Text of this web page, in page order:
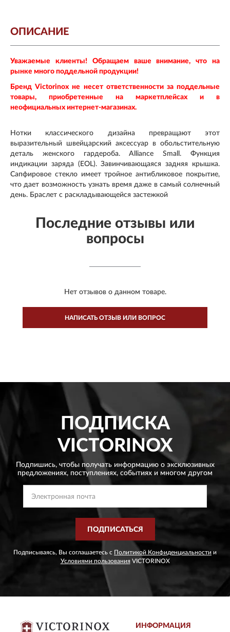
ОПИСАНИЕ
Уважаемые клиенты! Обращаем ваше внимание, что на
рынке много поддельной продукции!
Бренд Victorinox не несет ответственности за поддельные
товары, приобретенные на маркетплейсах и в
неофициальных интернет-магазинах.
Нотки классического дизайна превращают этот
выразительный швейцарский аксессуар в обольстительную
деталь женского гардероба. Alliance Small. Функция
индикации заряда (EOL). Завинчивающаяся задняя крышка.
Сапфировое стекло имеет тройное антибликовое покрытие,
что дает возможность узнать время даже в самый солнечный
день. Браслет с раскладывающейся застежкой
Последние отзывы или
вопросы
Нет отзывов о данном товаре.
НАПИСАТЬ ОТЗЫВ ИЛИ ВОПРОС
ПОДПИСКА
VICTORINOX
Подпишись, чтобы получать информацию о эксклюзивных
предложениях, поступлениях, событиях и многом другом
ПОДПИСАТЬСЯ
Подписываясь, Вы соглашаетесь с Политикой Конфиденциальности и
Условиями пользованияVICTORINOX
ИНФОРМАЦИЯ